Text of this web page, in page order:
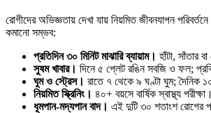
রোগীদের অভিজ্ঞতায় দেখা যায় নিয়মিত জীবনযাপন
কমানো সম্ভব:
প্রতিদিন ৩০ মিনিট মাঝারি ব্যায়াম। হাঁটা, সাঁতার
সুষম খাবার। দিনে ৫ প্লেট রঙিন সবজি ও ফল;
ঘুম ও স্ট্রেস। রাতে ৭ থেকে ৯ ঘণ্টা ঘুম; দৈনিক
নিয়মিত স্ক্রিনিং। ৪০+ বয়সে বার্ষিক স্বাস্থ্য পরীক্ষা।
ধূমপান-মদ্যপান বাদ। এই দুটি ৩০ শতাংশ রোগের